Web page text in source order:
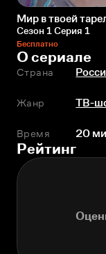
Мир в твоей
Сезон 1 Серия 1
Бесплатно
О сериале
Страна
Жанр ТВ-
Время 20
Рейтинг